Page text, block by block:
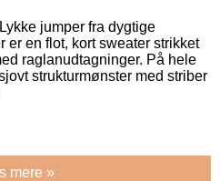
jumper fra dygtige
er en flot, kort sweater strikket
raglanudtagninger. På hele
strukturmønster med striber
mere »